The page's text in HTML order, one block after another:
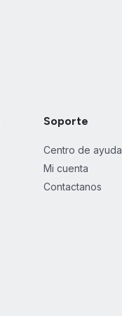
Soporte
Centro de ayuda
Mi cuenta
Contactanos